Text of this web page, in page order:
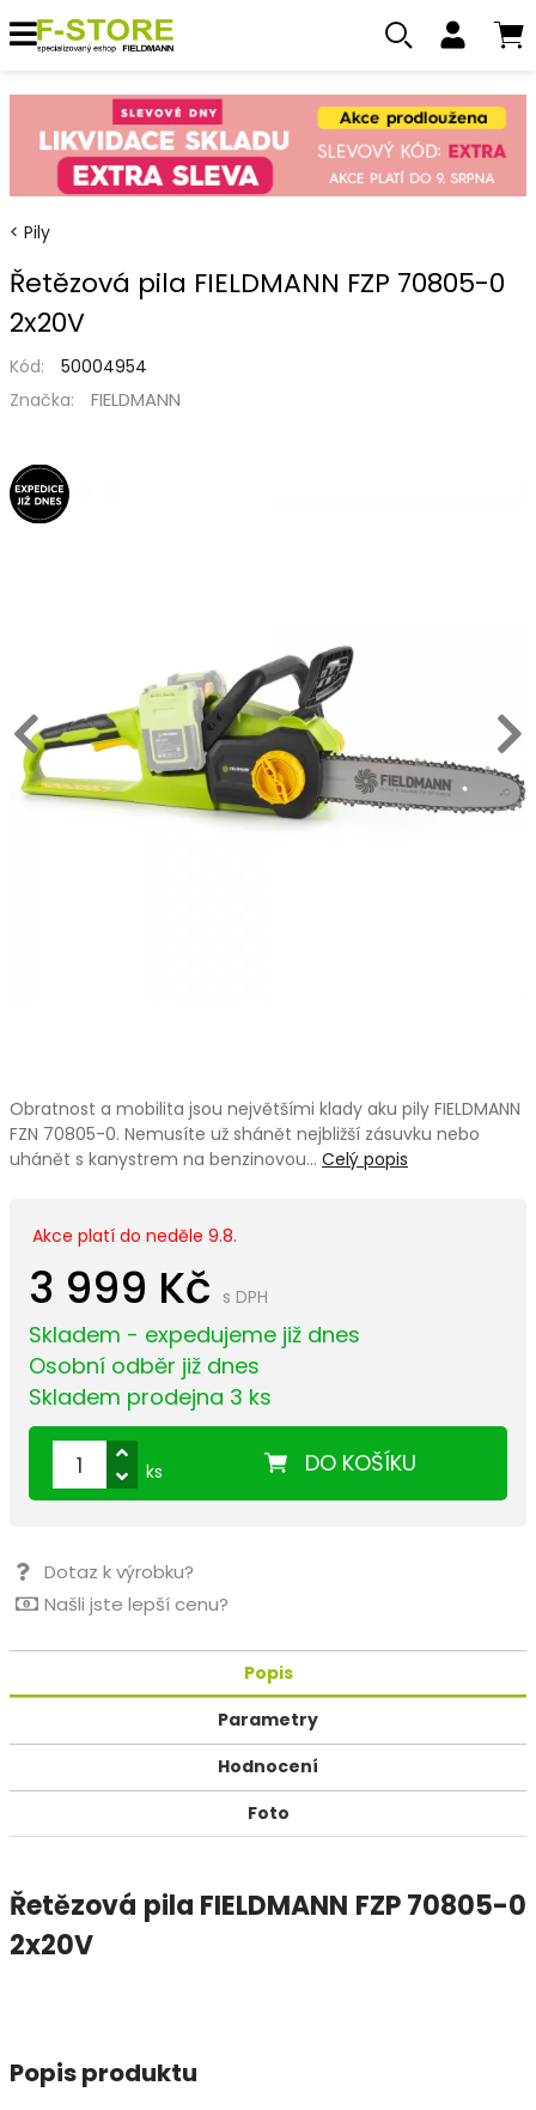
Pily
Řetězová pila FIELDMANN FZP 70805-0
2x20V
Kód:
50004954
Značka:
FIELDMANN
Obratnost a mobilita jsou největšími klady aku pily FIELDMANN
FZN 70805-0. Nemusíte už shánět nejbližší zásuvku nebo
uhánět s kanystrem na benzinovou… Celý popis
Akce platí do neděle 9.8.
3 999 Kč s DPH
Skladem - expedujeme již dnes
Osobní odběr již dnes
Skladem prodejna 3 ks
DO KOŠÍKU
ks
Dotaz k výrobku?
Našli jste lepší cenu?
Popis
Parametry
Hodnocení
Foto
Řetězová pila FIELDMANN FZP 70805-0
2x20V
Popis produktu